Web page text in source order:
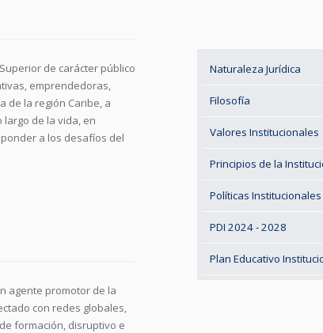
de carácter público
emprendedoras,
de la región Caribe, a
de la vida, en
a los desafíos del
agente promotor de la
con redes globales,
formación, disruptivo e
Naturaleza Jurídica
Filosofía
Valores Institucionales
Principios de la
Políticas Institucionales
PDI 2024 - 2028
Plan Educativo